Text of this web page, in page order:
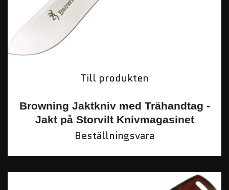
Till produkten
Browning Jaktkniv med Trähandtag -
Jakt på Storvilt Knivmagasinet
Beställningsvara